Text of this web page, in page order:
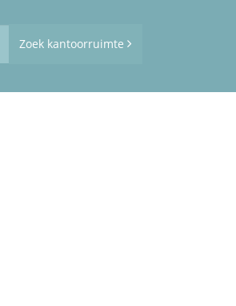
Zoek kantoorruimte